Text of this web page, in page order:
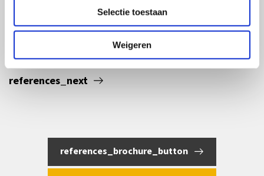
Selectie toestaan
Weigeren
references_next
references_brochure_button